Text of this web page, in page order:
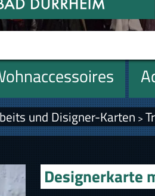
und Disigner-Karten >
Designerkarte